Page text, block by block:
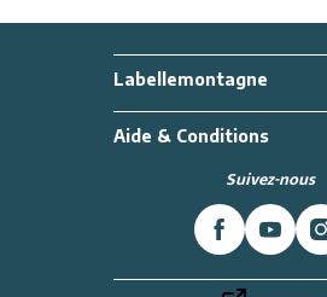
Labellemontagne
Aide & Conditions
Suivez-nous